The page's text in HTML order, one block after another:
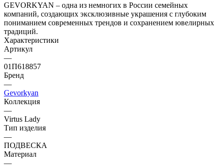
GEVORKYAN – одна из немногих в России семейных
компаний, создающих эксклюзивные украшения с глубоким
пониманием современных трендов и сохранением ювелирных
традиций.
Характеристики
Артикул
—
01П618857
Бренд
—
Gevorkyan
Коллекция
—
Virtus Lady
Тип изделия
—
ПОДВЕСКА
Материал
—